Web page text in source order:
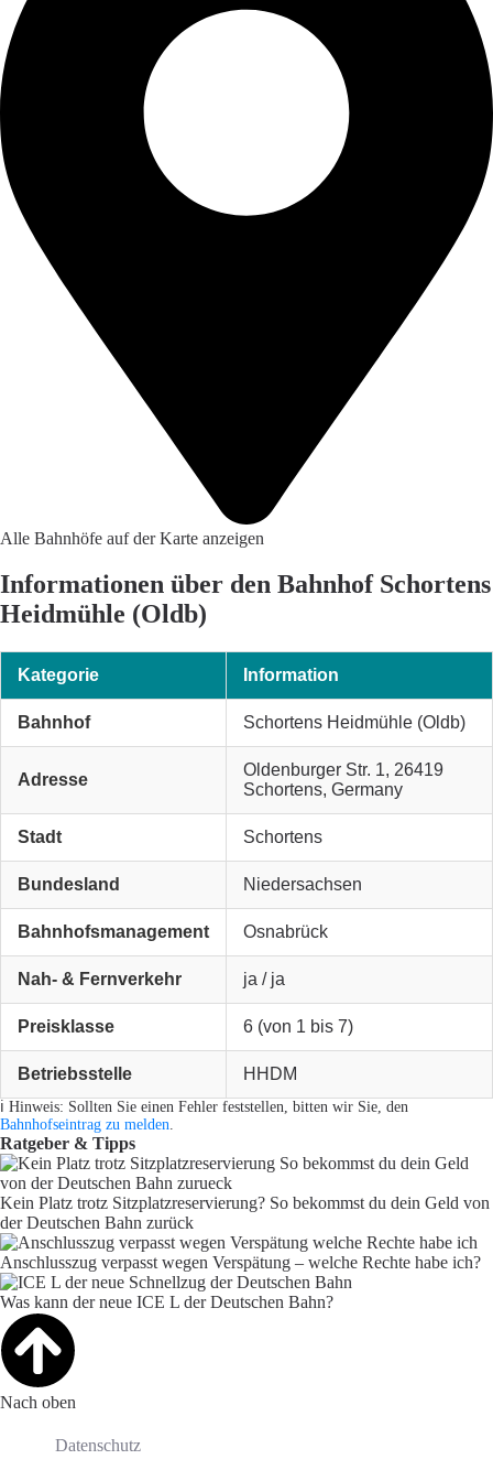
Alle Bahnhöfe auf der Karte anzeigen
Informationen über den Bahnhof Schortens
Heidmühle (Oldb)
Kategorie Information
Bahnhof Schortens Heidmühle (Oldb)
Adresse
Oldenburger Str. 1, 26419
Schortens, Germany
Stadt Schortens
Bundesland Niedersachsen
Bahnhofsmanagement Osnabrück
Nah- & Fernverkehr ja / ja
Preisklasse 6 (von 1 bis 7)
Betriebsstelle HHDM
ℹ️ Hinweis: Sollten Sie einen Fehler feststellen, bitten wir Sie, den
Bahnhofseintrag zu melden.
Ratgeber & Tipps
Kein Platz trotz Sitzplatzreservierung? So bekommst du dein Geld von
der Deutschen Bahn zurück
Anschlusszug verpasst wegen Verspätung – welche Rechte habe ich?
Was kann der neue ICE L der Deutschen Bahn?
Nach oben
Datenschutz